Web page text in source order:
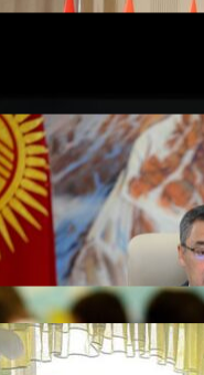
окуу